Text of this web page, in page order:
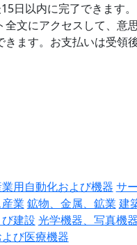
日以内に完了できます。
全文にアクセスして、意
ます。お支払いは受領
業用自動化および機器 サ
業 鉱物、金属、鉱業 建
び建設 光学機器、写真機器
び医療機器